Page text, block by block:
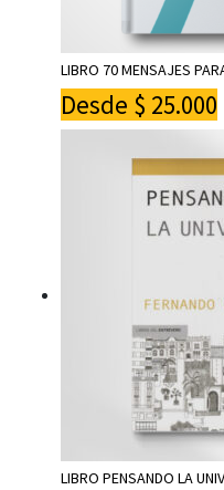
LIBRO 70 MENSAJES
Desde $ 25.000
LIBRO PENSANDO LA